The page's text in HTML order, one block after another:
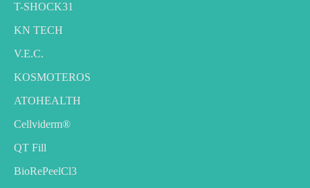
T-SHOCK31
KN TECH
V.E.C.
KOSMOTEROS
ATOHEALTH
Cellviderm®
QT Fill
BioRePeelCl3